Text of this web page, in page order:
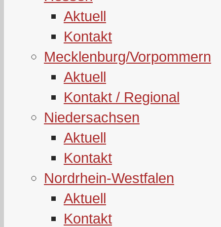
Aktuell
Kontakt
Mecklenburg/Vorpommern
Aktuell
Kontakt / Regional
Niedersachsen
Aktuell
Kontakt
Nordrhein-Westfalen
Aktuell
Kontakt